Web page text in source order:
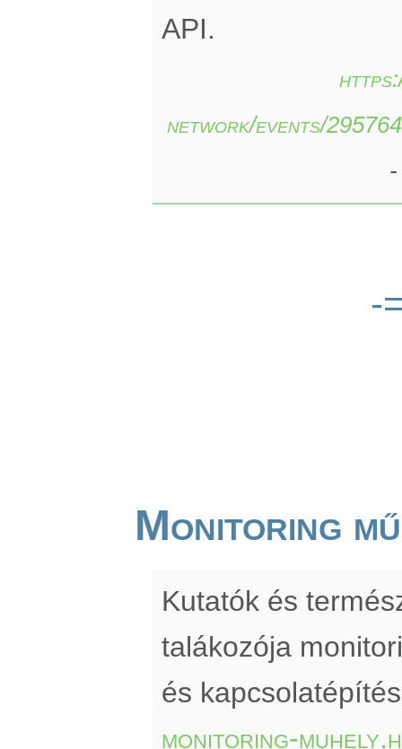
API.
network/events/
-
Monitoring
Kutatók és
talákozója
és
monitoring-